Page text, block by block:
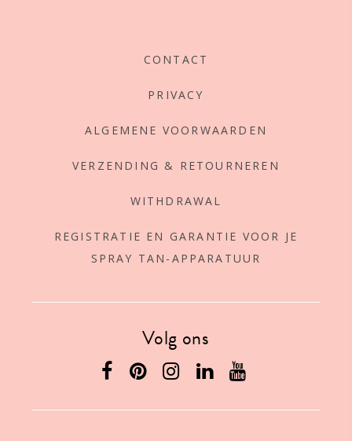
CONTACT
PRIVACY
ALGEMENE VOORWAARDEN
VERZENDING & RETOURNEREN
WITHDRAWAL
REGISTRATIE EN GARANTIE VOOR JE
SPRAY TAN-APPARATUUR
Volg ons